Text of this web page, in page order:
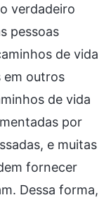
verdadeiro
pessoas
de vida
em outros
de vida
por
e muitas
fornecer
Dessa forma,